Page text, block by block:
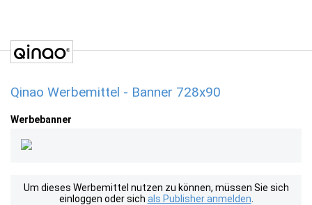
Qinao Werbemittel - Banner 728x90
Werbebanner
Um dieses Werbemittel nutzen zu können, müssen Sie sich
einloggen oder sich als Publisher anmelden